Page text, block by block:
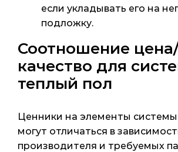
если укладывать его на
подложку.
Соотношение
качество для
теплый пол
Ценники на элементы
могут отличаться в
производителя и требуемых